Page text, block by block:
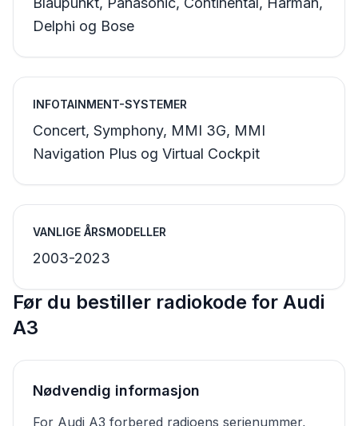
Delphi og Bose
INFOTAINMENT-SYSTEMER
Concert, Symphony, MMI 3G, MMI
Navigation Plus og Virtual Cockpit
VANLIGE ÅRSMODELLER
2003-2023
Før du bestiller radiokode for Audi
A3
Nødvendig informasjon
For Audi A3 forbered radioens serienummer,